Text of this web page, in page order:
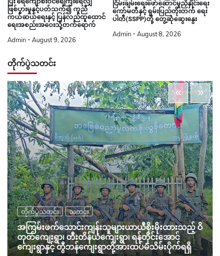
ဖြစ်ပွားမှုနှင့်ပတ်သက်၍ ကူညီ
ကယ်ဆယ်ရေးနှင့် ပြန်လည်ထူထောင်
ရေးအစည်းအဝေးသို့တက်ရောက်
Admin August 9, 2026
ငြိမ်းချမ်းရေးဖော်ဆောင်မှုညှိနှိုင်းရေး
ကော်မတီနှင့် ရှမ်းပြည်တိုးတက် ရေး
ပါတီ(SSPP)တို့ တွေ့ဆုံဆွေးနွေး
Admin August 8, 2026
တိုက်ပွဲသတင်း
တိုက်ပွဲသတင်း သတင်း
အကြမ်းဖက်သောင်းကျန်းသူများယာယီစိုးမိုးထားသည့် ဝိ
တုတ်ကျေးရွာ၊ တီးတိန်ယံကျေးရွာ၊ ရန်တိုင်းအောင်
ကျေးရွာနှင့် တွီဘန်ကျေးရွာတို့အားထပ်မံသိမ်းပိုက်ရရှိ